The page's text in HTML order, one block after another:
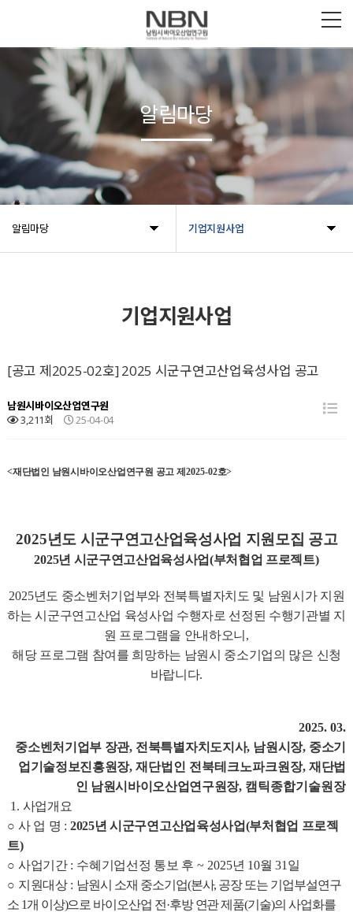
알림마당 기업지원사업
알림마당
기업지원사업
[공고 제2025-02호] 2025 시군구연고산업육성사업 공고
남원시바이오산업연구원
3,211회
25-04-04
<재단법인 남원시바이오산업연구원 공고 제 2025-02호>
2025년도 시군구연고산업육성사업 지원모집 공고
2025년 시군구연고산업육성사업(부처협업 프로젝트)
2025년도 중소벤처기업부와 전북특별자치도 및 남원시가 지원
하는시군구연고산업 육성사업 수행자로 선정된 수행기관별 지
원 프로그램을 안내하오니 ,
해당 프로그램 참여를 희망하는 남원시 중소기업의 많은 신청
바랍니다.
2025. 03.
중소벤처기업부 장관, 전북특별자치도지사, 남원시장, 중소기
업기술정보진흥원장, 재단법인 전북테크노파크원장, 재단법
인 남원시바이오산업연구원장, 캠틱종합기술원장
1. 사업개요
○ 사 업 명 :2025년 시군구연고산업육성사업(부처협업 프로젝
트)
○ 사업기간 : 수혜기업선정 통보 후 ~ 2025년 10월31 일
○ 지원대상 : 남원시 소재 중소기업(본사, 공장 또는 기업부설연구
소 1개 이상)으로 바이오산업 전·후방 연관 제품(기술)의 사업화를